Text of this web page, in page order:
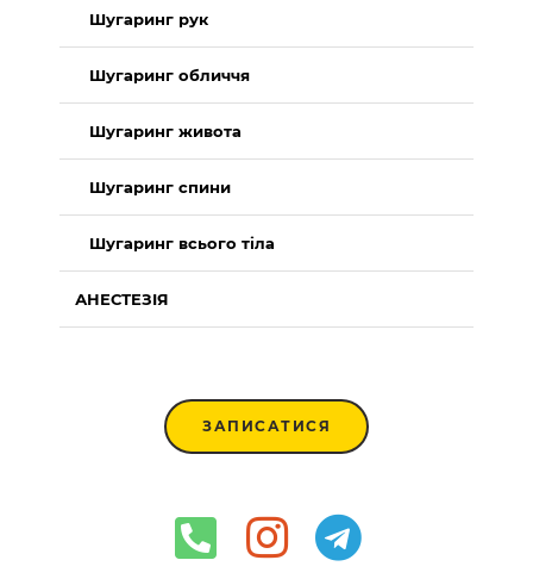
Шугаринг рук
Шугаринг обличчя
Шугаринг живота
Шугаринг спини
Шугаринг всього тіла
АНЕСТЕЗІЯ
ЗАПИСАТИСЯ